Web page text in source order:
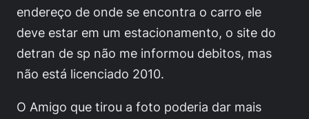
endereço de onde se encontra o carro ele
deve estar em um estacionamento, o site do
detran de sp não me informou debitos, mas
não está licenciado 2010.
O Amigo que tirou a foto poderia dar mais